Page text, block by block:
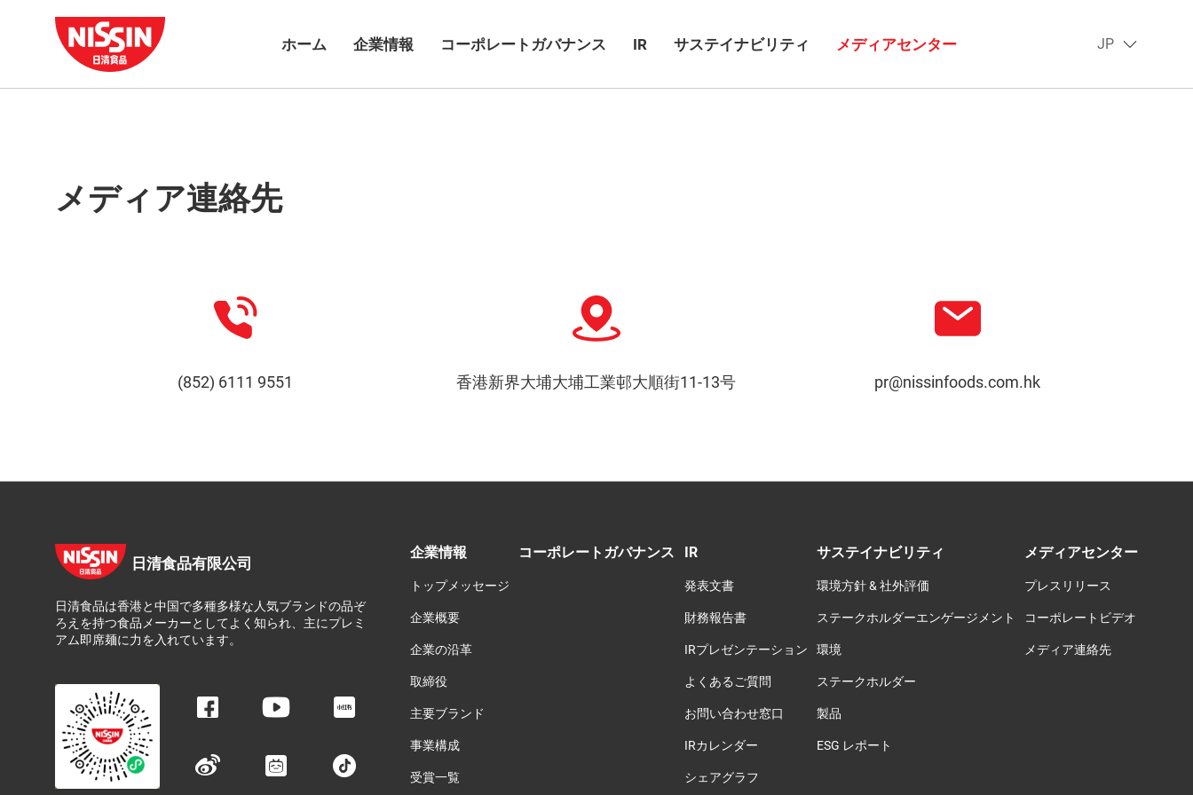
ホーム 企業情報 コーポレートガバナンス IR サステイナビリティ メディアセンター JP
メディア連絡先
(852) 6111 9551 香港新界大埔大埔工業邨大順街11-13号 pr@nissinfoods.com.hk
日清食品有限公司
日清食品は香港と中国で多種多様な人気ブランドの品ぞ
ろえを持つ食品メーカーとしてよく知られ、主にプレミ
アム即席麺に力を入れています。
企業情報
トップメッセージ
企業概要
企業の沿革
取締役
主要ブランド
事業構成
受賞一覧
コーポレートガバナンス IR
発表文書
財務報告書
IRプレゼンテーション
よくあるご質問
お問い合わせ窓口
IRカレンダー
シェアグラフ
サステイナビリティ
環境方針 & 社外評価
ステークホルダーエンゲージメント
環境
ステークホルダー
製品
ESG レポート
メディアセンター
プレスリリース
コーポレートビデオ
メディア連絡先